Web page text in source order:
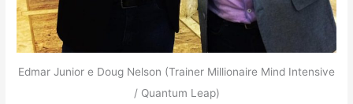
Edmar Junior e Doug Nelson (Trainer Millionaire Mind Intensive
/ Quantum Leap)